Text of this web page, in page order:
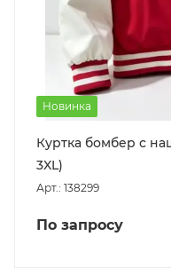
Новинка
Куртка бомбер с
3XL)
Арт.: 138299
По запросу